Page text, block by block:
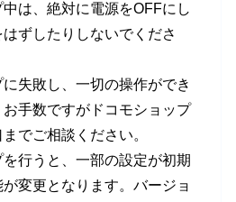
中は、絶対に電源をOFFにし
ずしたりしないでくださ
に失敗し、一切の操作ができ
手数ですがドコモショップ
でご相談ください。
を行うと、一部の設定が初期
変更となります。バージョ